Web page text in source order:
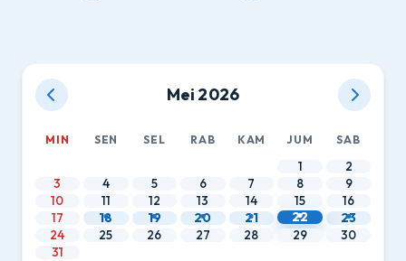
Mei 2026
MIN SEN SEL RAB KAM JUM SAB
1
2
3
4 5 6 7 8
9
10
11 12 13 14 15
16
17
18 19 20 21 22
23
24
25 26 27 28 29
30
31